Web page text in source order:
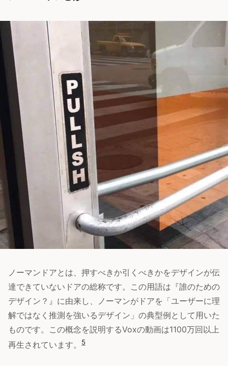
ノーマンドアとは、押すべきか引くべきかをデザインが伝
達できていないドアの総称です。この用語は『誰のための
デザイン？』に由来し、ノーマンがドアを「ユーザーに理
解ではなく推測を強いるデザイン」の典型例として用いた
ものです。この概念を説明するVoxの動画は1100万回以上
再生されています。
5